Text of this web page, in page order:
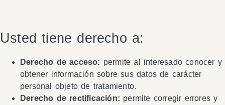
Usted tiene derecho a:
Derecho de acceso: permite al interesado conocer y
obtener información sobre sus datos de carácter
personal objeto de tratamiento.
Derecho de rectificación: permite corregir errores y